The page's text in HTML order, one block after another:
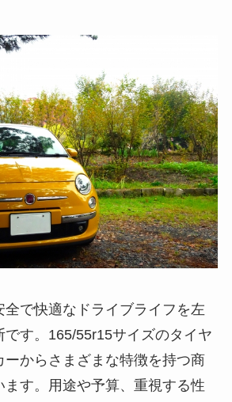
全で快適なドライブライフを左
です。165/55r15サイズのタイヤ
ーからさまざまな特徴を持つ商
ます。用途や予算、重視する性